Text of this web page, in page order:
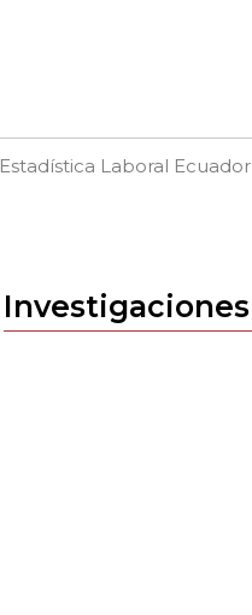
Estadística Laboral Ecuador
Investigaciones